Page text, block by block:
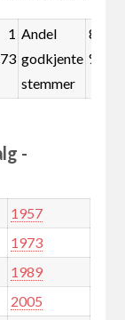
1 Andel
godkjente
stemmer
87,8
%
-
1957
1973
1989
2005